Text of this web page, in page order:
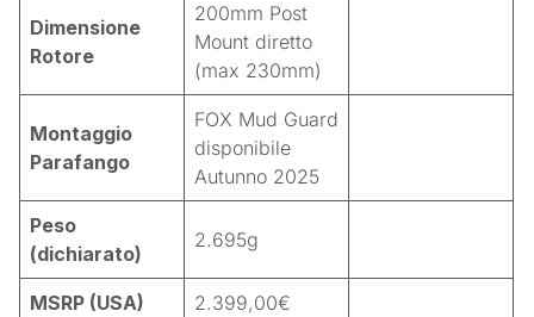
Dimensione
Rotore
200mm Post
Mount diretto
(max 230mm)
Montaggio
Parafango
FOX Mud Guard
disponibile
Autunno 2025
Peso
(dichiarato)
2.695g
MSRP (USA) 2.399,00€